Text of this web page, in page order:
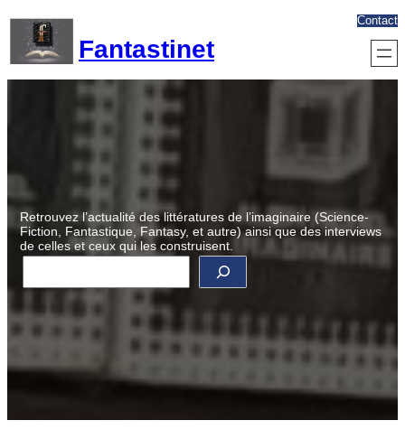
contenu
Fantastinet
Contact
Retrouvez l’actualité des littératures de l’imaginaire (Science-
Fiction, Fantastique, Fantasy, et autre) ainsi que des interviews
de celles et ceux qui les construisent.
R
c
e
e